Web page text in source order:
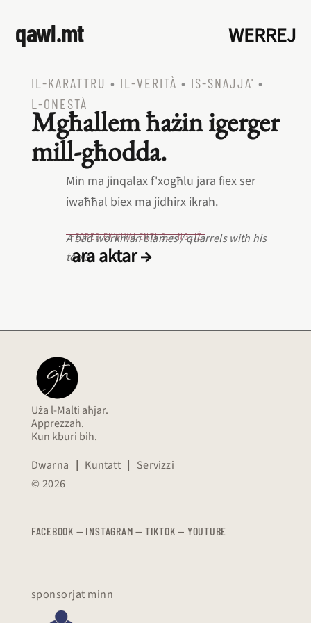
qawl.mt WERREJ
IL‑KARATTRU • IL‑VERITÀ • IS‑SNAJJA' •
L‑ONESTÀ
Mgħallem ħażin igerger
mill‑għodda.
Min ma jinqalax f'xogħlu jara fiex ser
iwaħħal biex ma jidhirx ikrah.
L‑EQREB EKWIVALENTI BL‑INGLIŻ
A bad workman blames / quarrels with his
tools.
ara aktar →
Uża l-Malti aħjar.
Apprezzah.
Kun kburi bih.
Dwarna | Kuntatt | Servizzi
© 2026
FACEBOOK — INSTAGRAM — TIKTOK — YOUTUBE
sponsorjat minn